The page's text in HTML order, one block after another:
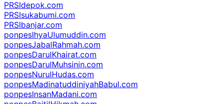
PRSIdepok.com
PRSIsukabumi.com
PRSIbanjar.com
ponpesIhyaUlumuddin.com
ponpesJabalRahmah.com
ponpesDarulKhairat.com
ponpesDarulMuhsinin.com
ponpesNurulHudas.com
ponpesMadinatuddiniyahBabul.com
ponpesInsanMadani.com